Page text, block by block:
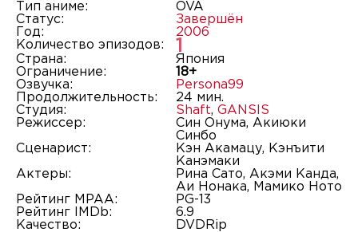
Тип аниме:
OVA
Статус:
Завершён
Год:
2006
Количество эпизодов:
1
Страна:
Япония
Ограничение:
18+
Озвучка:
Persona99
Продолжительность:
24 мин.
Студия:
Shaft, GANSIS
Режиссер:
Син Онума, Акиюки
Синбо
Сценарист:
Кэн Акамацу, Кэнъити
Канэмаки
Актеры:
Рина Сато, Акэми Канда,
Аи Нонака, Мамико Ното
Рейтинг MPAA:
PG-13
Рейтинг IMDb:
6.9
Качество:
DVDRip